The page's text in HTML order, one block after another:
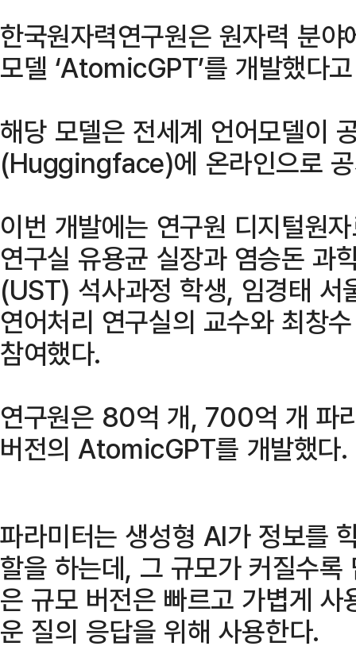
한국원자력연구원은 원자력 분
모델 ‘AtomicGPT’를 개발했다
해당 모델은 전세계 언어모델이
(Huggingface)에 온라인으로
이번 개발에는 연구원 디지털원
연구실 유용균 실장과 염승돈 과
(UST) 석사과정 학생, 임경태 서
연어처리 연구실의 교수와 최창
참여했다.
연구원은 80억 개, 700억 개 파
버전의 AtomicGPT를 개발했다.
파라미터는 생성형 AI가 정보를
할을 하는데, 그 규모가 커질수
은 규모 버전은 빠르고 가볍게
운 질의 응답을 위해 사용한다.